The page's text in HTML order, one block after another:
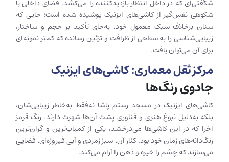
شگفتی‌ای که در داخل انتظار بازدیدکننده را می‌کشد. فضای داخلی با
شکوهی نفس‌گیر از کاشی‌های ایزنیک پوشیده شده است؛ جایی که
سنان برخلاف سبک معمول خود، به‌جای تأکید بر حجم و ساختار،
زیبایی‌شناسی را به سطحی از ظرافت و تزئین رسانده که کمتر نمونه‌ای
برای آن می‌توان یافت.
مرکز ثقل معماری: کاشی‌های ایزنیک
جادوی رنگ‌ها
کاشی‌های ایزنیک در مسجد رستم پاشا نه‌فقط به‌خاطر زیبایی‌شان،
بلکه به‌دلیل نبوغ هنری و فناوری پشت آن‌ها شهرت دارند. رنگ قرمز
اخرا که در این کاشی‌ها می‌درخشد، یکی از کمیاب‌ترین و گران‌ترین
رنگ‌دانه‌های زمان خود بود. کنار آن، سبز زمردی و آبی فیروزه‌ای، فضایی
می‌سازند که چشم را خیره و ذهن را آرام می‌کند.